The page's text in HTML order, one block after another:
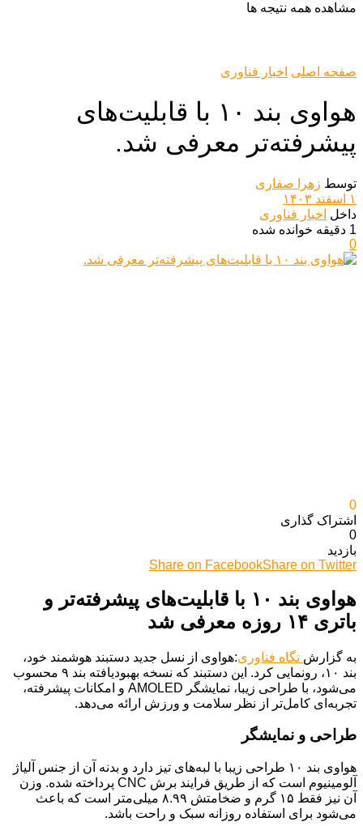
مشاهده همه نتیجه ها
صفحه اصلی اخبار فناوری
هواوی بند ۱۰ با قابلیت‌های
پیشرفته‌تر معرفی شد.
توسط زهرا صفاری
۱ اسفند ۱۴۰۳
داخل اخبار فناوری
1 دقیقه خوانده شده
0
0
اشتراک گذاری‌
0
بازدید
Share on FacebookShare on Twitter
هواوی بند ۱۰ با قابلیت‌های پیشرفته‌تر و
باتری ۱۴ روزه معرفی شد
به گزارش نگاه فناوری:هواوی از نسل جدید دستبند هوشمند خود،
بند ۱۰، رونمایی کرد. این دستبند که نسخه بهبودیافته بند ۹ محسوب
می‌شود، با طراحی زیبا، نمایشگر AMOLED و امکانات پیشرفته،
تجربه‌ای کامل‌تر از نظر سلامت و ورزش ارائه می‌دهد.
طراحی و نمایشگر
هواوی بند ۱۰ طراحی زیبا با لبه‌های تیز دارد و بدنه‌ آن از جنس آلیاژ
آلومینیوم است که از طریق فرایند برش CNC پرداخته شده. وزن
آن نیز فقط ۱۵ گرم و ضخامتش ۸.۹۹ میلی‌متر است که باعث
می‌شود برای استفاده روزانه سبک و راحت باشد.